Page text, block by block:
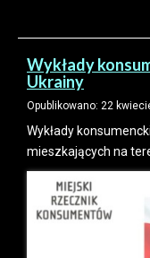
Wykłady
Ukrainy
Opublikowano: 22
Wykłady
mieszkających na